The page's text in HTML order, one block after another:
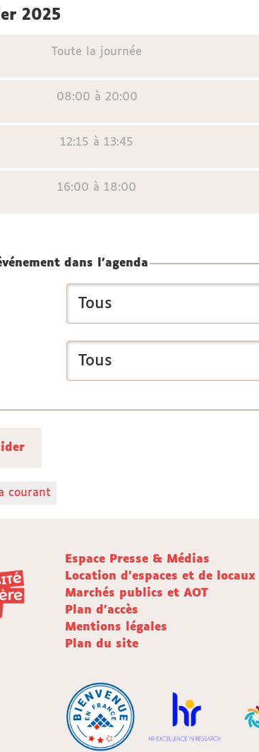
2025
Toute la journée
08:00 à 20:00
12:15 à 13:45
16:00 à 18:00
dans l'agenda
courant
Espace Presse & Médias
Location d'espaces et de locaux
Marchés publics et AOT
Plan d'accès
Mentions légales
Plan du site